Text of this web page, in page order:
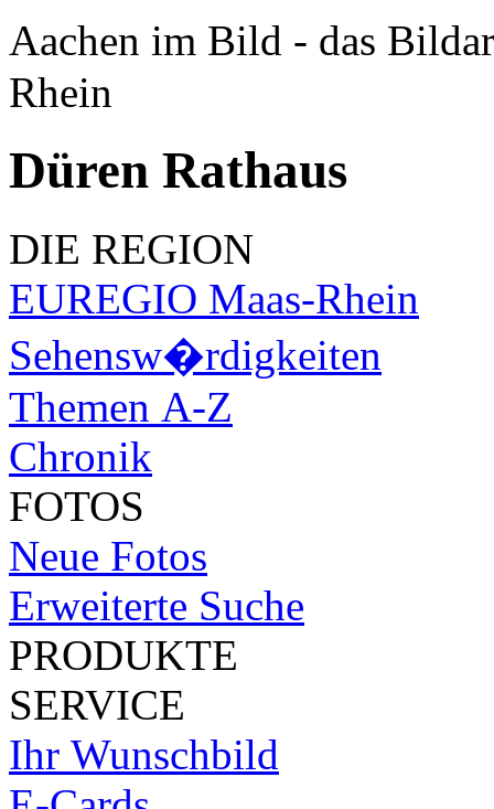
Aachen im Bild - das
Rhein
Düren Rathaus
DIE REGION
EUREGIO Maas-Rhein
Sehensw�rdigkeiten
Themen A-Z
Chronik
FOTOS
Neue Fotos
Erweiterte Suche
PRODUKTE
SERVICE
Ihr Wunschbild